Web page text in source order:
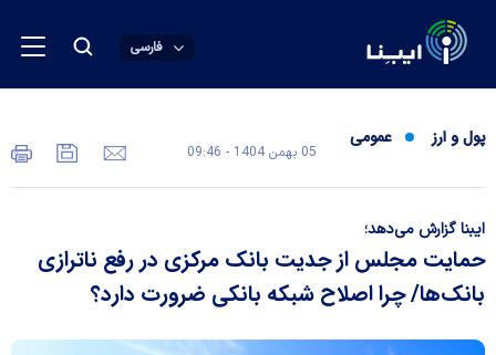
فارسی
پول و ارز عمومی
05 بهمن 1404 - 09:46
ایبنا گزارش می‌دهد؛
حمایت مجلس از جدیت بانک مرکزی در رفع ناترازی
بانک‌ها/ چرا اصلاح شبکه بانکی ضرورت دارد؟